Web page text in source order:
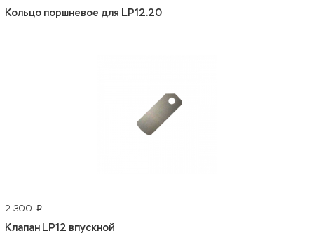
Кольцо поршневое для LP12.20
2 300 p
Клапан LP12 впускной